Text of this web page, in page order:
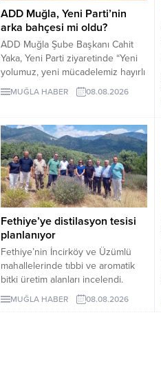
ADD Muğla, Yeni Parti’nin
arka bahçesi mi oldu?
ADD Muğla Şube Başkanı Cahit
Yaka, Yeni Parti ziyaretinde “Yeni
yolumuz, yeni mücadelemiz hayırlı
olsun” diyerek partiye destek
MUĞLA HABER 08.08.2026
Fethiye’ye distilasyon tesisi
planlanıyor
Fethiye’nin İncirköy ve Üzümlü
mahallelerinde tıbbi ve aromatik
bitki üretim alanları incelendi.
Bölgede kurulması planlanan
distilasyon tesisi için yer
MUĞLA HABER 08.08.2026